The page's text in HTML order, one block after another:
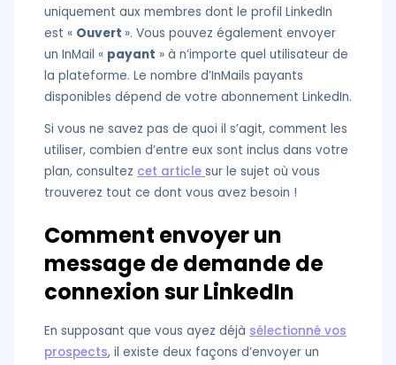
uniquement aux membres dont le profil LinkedIn
est « Ouvert ». Vous pouvez également envoyer
un InMail « payant » à n’importe quel utilisateur de
la plateforme. Le nombre d’InMails payants
disponibles dépend de votre abonnement LinkedIn.
Si vous ne savez pas de quoi il s’agit, comment les
utiliser, combien d’entre eux sont inclus dans votre
plan, consultez cet article sur le sujet où vous
trouverez tout ce dont vous avez besoin !
Comment envoyer un
message de demande de
connexion sur LinkedIn
En supposant que vous ayez déjà sélectionné vos
prospects, il existe deux façons d’envoyer un